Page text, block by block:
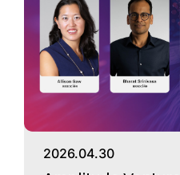
2026.04.30